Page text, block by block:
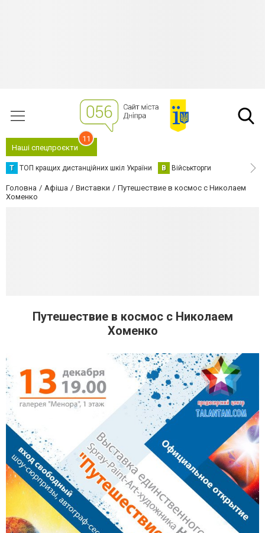
Наші спецпроєкти
11
Т ТОП кращих дистанційних шкіл України В Військторги
Головна Афіша Виставки
Путешествие в космос с Николаем
Хоменко
Путешествие в космос с Николаем
Хоменко